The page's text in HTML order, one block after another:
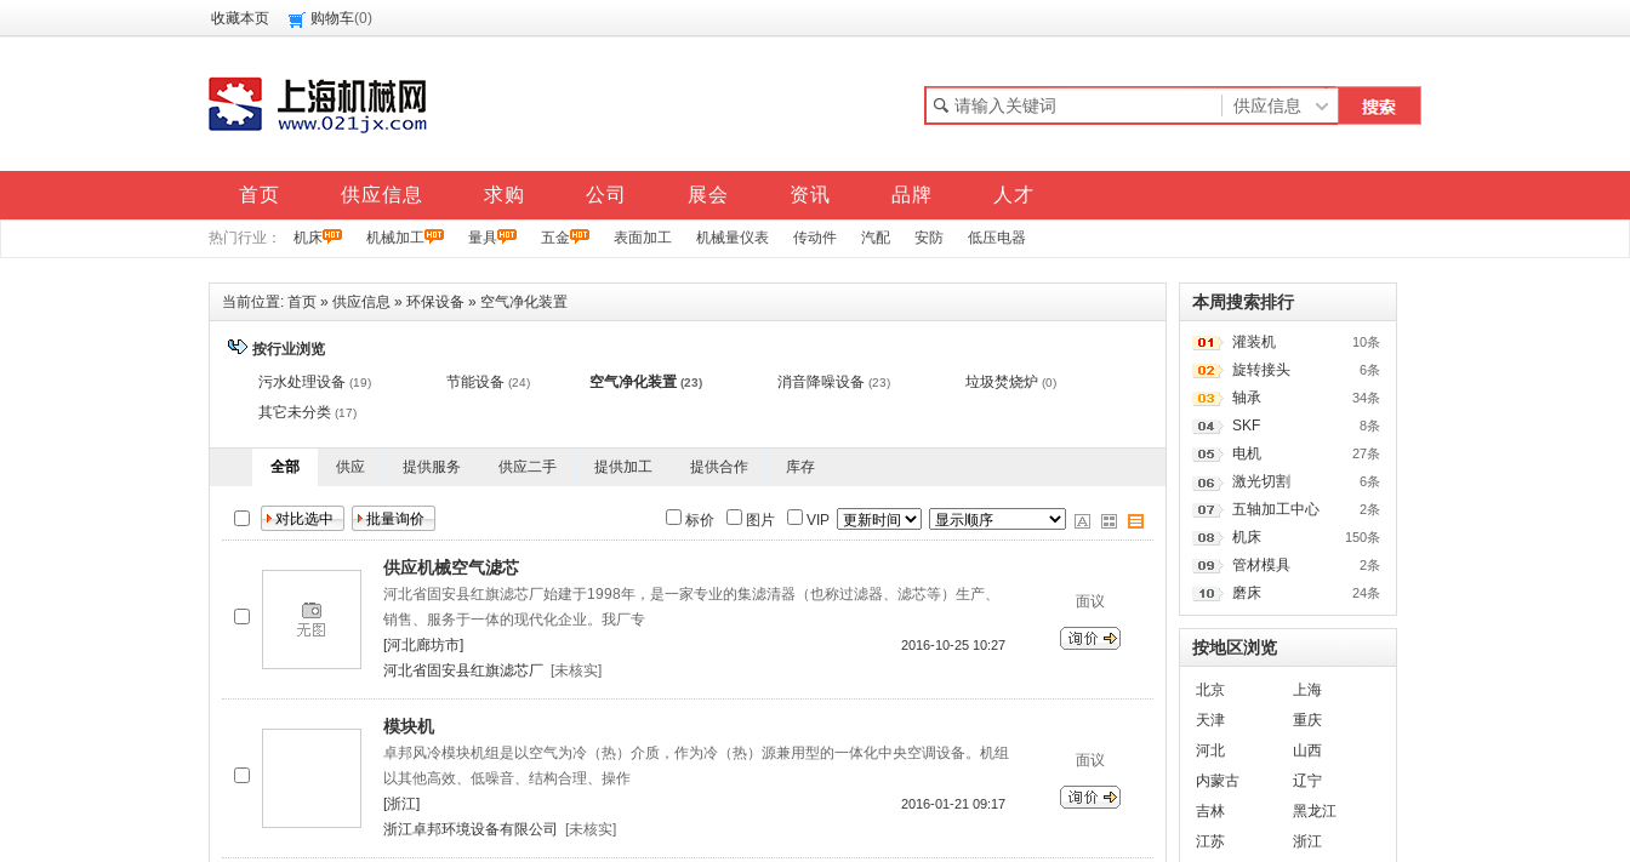
收藏本页 购物车(0)
首页 供应信息 求购 公司 展会 资讯 品牌 人才
热门行业： 机床 机械加工 量具 五金 表面加工 机械量仪表 传动件 汽配 安防 低压电器
当前位置: 首页 » 供应信息 » 环保设备 » 空气净化装置
按行业浏览
污水处理设备 (19) 节能设备 (24) 空气净化装置 (23) 消音降噪设备 (23) 垃圾焚烧炉 (0)
其它未分类 (17)
全部 供应 提供服务 供应二手 提供加工 提供合作 库存
标价 图片 VIP
供应机械空气滤芯
河北省固安县红旗滤芯厂始建于1998年，是一家专业的集滤清器（也称过滤器、滤芯等）生产、
销售、服务于一体的现代化企业。我厂专
2016-10-25 10:27
[河北廊坊市]
河北省固安县红旗滤芯厂 [未核实]
面议
模块机
卓邦风冷模块机组是以空气为冷（热）介质，作为冷（热）源兼用型的一体化中央空调设备。机组
以其他高效、低噪音、结构合理、操作
2016-01-21 09:17
[浙江]
浙江卓邦环境设备有限公司
[未核实]
面议
本周搜索排行
10条
灌装机
6条
旋转接头
34条
轴承
8条
SKF
27条
电机
6条
激光切割
2条
五轴加工中心
150条
机床
2条
管材模具
24条
磨床
按地区浏览
北京
上海
天津
重庆
河北
山西
内蒙古
辽宁
吉林
黑龙江
江苏
浙江